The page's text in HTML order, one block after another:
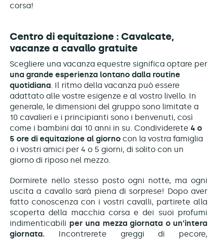
corsa!
Centro di equitazione : Cavalcate,
vacanze a cavallo gratuite
Scegliere una vacanza equestre significa optare per
una grande esperienza lontano dalla routine
quotidiana . Il ritmo della vacanza può essere
adattato alle vostre esigenze e al vostro livello. In
generale, le dimensioni del gruppo sono limitate a
10 cavalieri e i principianti sono i benvenuti, così
come i bambini dai 10 anni in su. Condividerete 4 o
5 ore di equitazione al giorno con la vostra famiglia
o i vostri amici per 4 o 5 giorni, di solito con un
giorno di riposo nel mezzo.
Dormirete nello stesso posto ogni notte, ma ogni
uscita a cavallo sarà piena di sorprese! Dopo aver
fatto conoscenza con i vostri cavalli, partirete alla
scoperta della macchia corsa e dei suoi profumi
indimenticabili per una mezza giornata o un'intera
giornata. Incontrerete greggi di pecore,